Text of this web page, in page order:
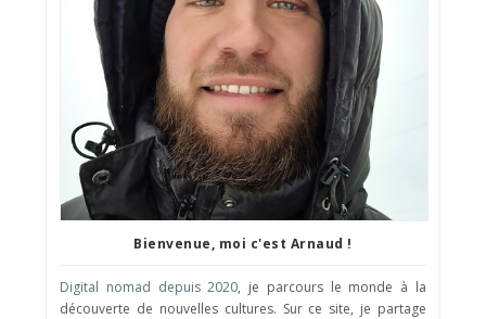
Bienvenue, moi c'est Arnaud !
Digital nomad depuis 2020, je parcours le monde à la
découverte de nouvelles cultures. Sur ce site, je partage